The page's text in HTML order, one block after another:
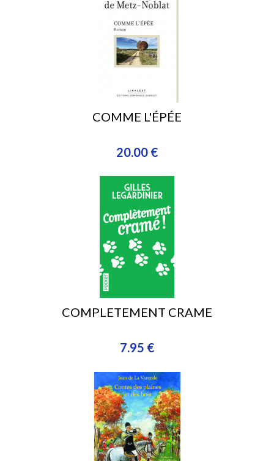
COMME L'ÉPÉE
20.00 €
COMPLETEMENT CRAME
7.95 €